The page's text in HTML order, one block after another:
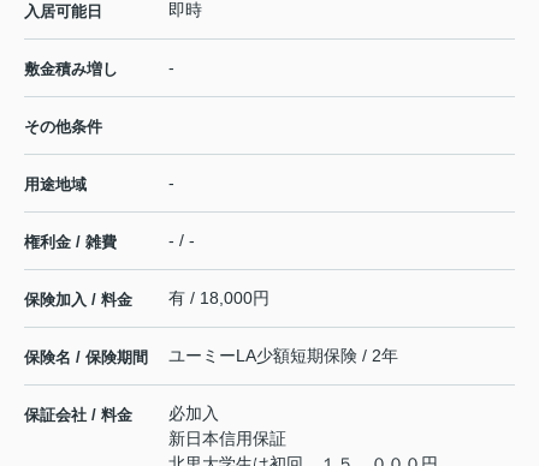
入居可能日 即時
敷金積み増し -
その他条件
用途地域 -
権利金 / 雑費 - / -
保険加入 / 料金 有 / 18,000円
保険名 / 保険期間 ユーミーLA少額短期保険 / 2年
保証会社 / 料金
必加入
新日本信用保証